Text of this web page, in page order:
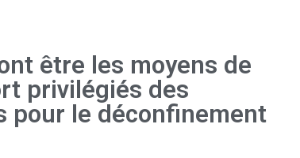
être les moyens de
privilégiés des
pour le déconfinement